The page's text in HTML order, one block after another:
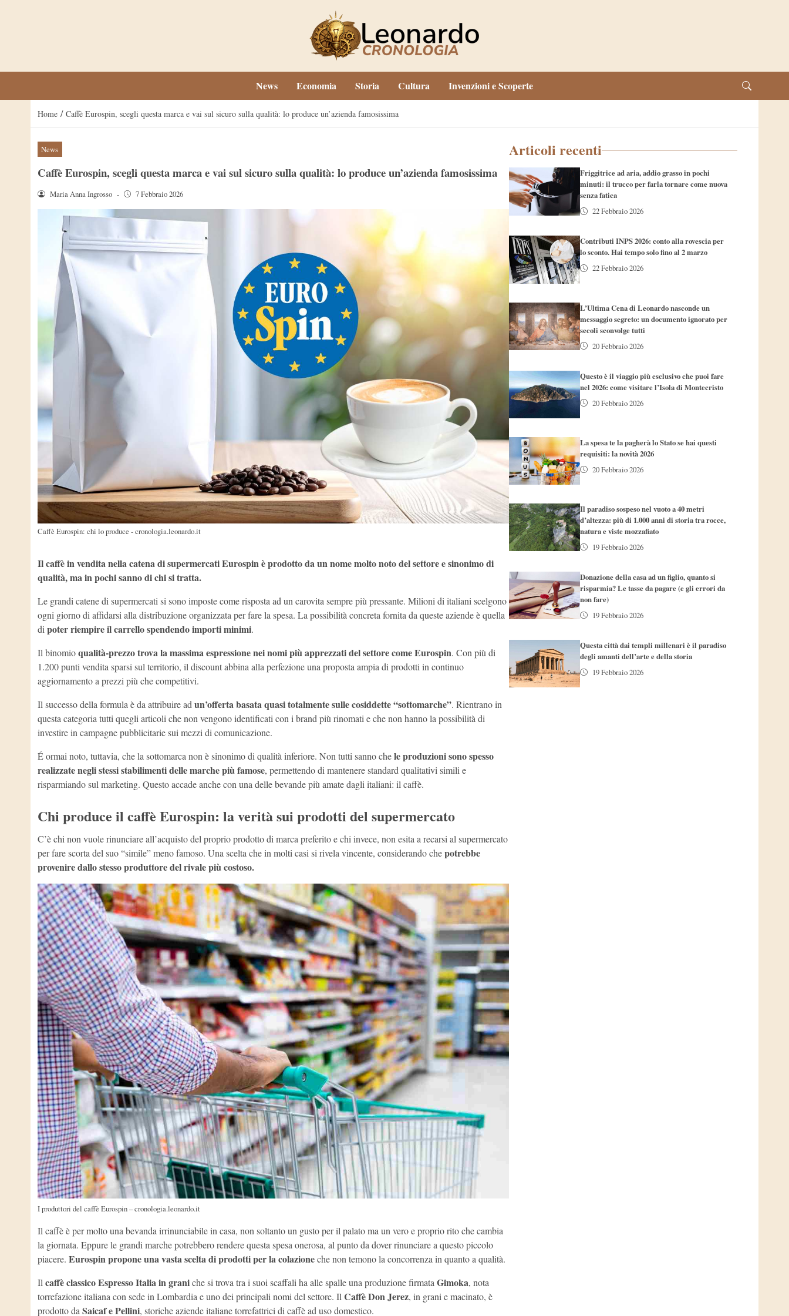
News Economia Storia Cultura Invenzioni e Scoperte
Home / Caffè Eurospin, scegli questa marca e vai sul sicuro sulla qualità: lo produce un’azienda famosissima
News
Caffè Eurospin, scegli questa marca e vai sul sicuro sulla qualità: lo produce un’azienda famosissima
Maria Anna Ingrosso - 7 Febbraio 2026
Caffè Eurospin: chi lo produce - cronologia.leonardo.it
Il caffè in vendita nella catena di supermercati Eurospin è prodotto da un nome molto noto del settore e sinonimo di
qualità, ma in pochi sanno di chi si tratta.
Le grandi catene di supermercati si sono imposte come risposta ad un carovita sempre più pressante. Milioni di italiani scelgono
ogni giorno di affidarsi alla distribuzione organizzata per fare la spesa. La possibilità concreta fornita da queste aziende è quella
di poter riempire il carrello spendendo importi minimi.
Il binomioqualità-prezzo trova la massima espressione nei nomi più apprezzati del settore come Eurospin. Con più di
1.200 punti vendita sparsi sul territorio, il discount abbina alla perfezione una proposta ampia di prodotti in continuo
aggiornamento a prezzi più che competitivi.
Il successo della formula è da attribuire ad un’offerta basata quasi totalmente sulle cosiddette “sottomarche”. Rientrano in
questa categoria tutti quegli articoli che non vengono identificati con i brand più rinomati e che non hanno la possibilità di
investire in campagne pubblicitarie sui mezzi di comunicazione.
É ormai noto, tuttavia, che la sottomarca non è sinonimo di qualità inferiore. Non tutti sanno chele produzioni sono spesso
realizzate negli stessi stabilimenti delle marche più famose, permettendo di mantenere standard qualitativi simili e
risparmiando sul marketing. Questo accade anche con una delle bevande più amate dagli italiani: il caffè.
Chi produce il caffè Eurospin: la verità sui prodotti del supermercato
C’è chi non vuole rinunciare all’acquisto del proprio prodotto di marca preferito e chi invece, non esita a recarsi al supermercato
per fare scorta del suo “simile” meno famoso. Una scelta che in molti casi si rivela vincente, considerando chepotrebbe
provenire dallo stesso produttore del rivale più costoso.
I produttori del caffè Eurospin – cronologia.leonardo.it
Il caffè è per molto una bevanda irrinunciabile in casa, non soltanto un gusto per il palato ma un vero e proprio rito che cambia
la giornata. Eppure le grandi marche potrebbero rendere questa spesa onerosa, al punto da dover rinunciare a questo piccolo
piacere. Eurospin propone una vasta scelta di prodotti per la colazioneche non temono la concorrenza in quanto a qualità.
Il caffè classico Espresso Italia in graniche si trova tra i suoi scaffali ha alle spalle una produzione firmata Gimoka, nota
torrefazione italiana con sede in Lombardia e uno dei principali nomi del settore. Il Caffè Don Jerez, in grani e macinato, è
prodotto da Saicaf e Pellini, storiche aziende italiane torrefattrici di caffè ad uso domestico.
Articoli recenti
Friggitrice ad aria, addio grasso in pochi
minuti: il trucco per farla tornare come nuova
senza fatica
22 Febbraio 2026
Contributi INPS 2026: conto alla rovescia per
lo sconto. Hai tempo solo fino al 2 marzo
22 Febbraio 2026
L’Ultima Cena di Leonardo nasconde un
messaggio segreto: un documento ignorato per
secoli sconvolge tutti
20 Febbraio 2026
Questo è il viaggio più esclusivo che puoi fare
nel 2026: come visitare l’Isola di Montecristo
20 Febbraio 2026
La spesa te la pagherà lo Stato se hai questi
requisiti: la novità 2026
20 Febbraio 2026
Il paradiso sospeso nel vuoto a 40 metri
d’altezza: più di 1.000 anni di storia tra rocce,
natura e viste mozzafiato
19 Febbraio 2026
Donazione della casa ad un figlio, quanto si
risparmia? Le tasse da pagare (e gli errori da
non fare)
19 Febbraio 2026
Questa città dai templi millenari è il paradiso
degli amanti dell’arte e della storia
19 Febbraio 2026